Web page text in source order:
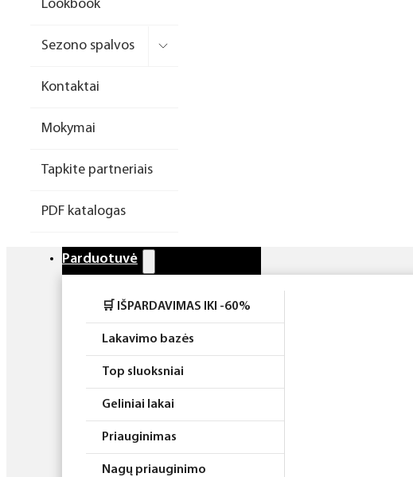
priemonės
Rinkiniai
Lookbook
Sezono spalvos
Kontaktai
Mokymai
Tapkite partneriais
PDF katalogas
Parduotuvė
🛒 IŠPARDAVIMAS IKI -60%
Lakavimo bazės
Top sluoksniai
Geliniai lakai
Priauginimas
Nagų priauginimo